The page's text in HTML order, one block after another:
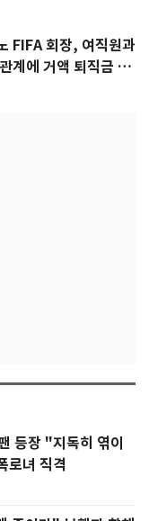
FIFA 회장, 여직원과
계에 거액 퇴직금 지
등장 "지독히 엮이
로녀 직격